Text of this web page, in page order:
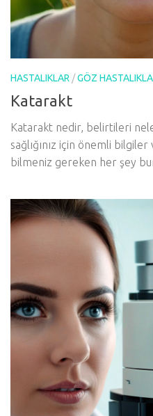
HASTALIKLAR /GÖZ
Katarakt
Katarakt nedir, belirtileri
sağlığınız için önemli
bilmeniz gereken her şey